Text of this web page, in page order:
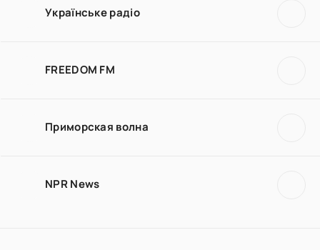
Українське радіо
FREEDOM FM
Приморская волна
NPR News